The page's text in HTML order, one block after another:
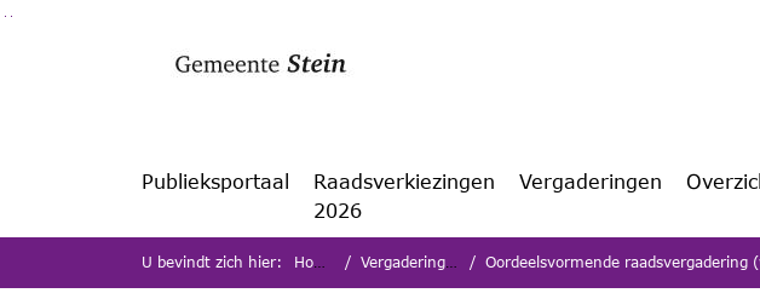
Publieksportaal
Raadsverkiezingen
2026
Vergaderingen
U bevindt zich hier: Home Vergaderingen Oordeelsvormende raadsvergadering